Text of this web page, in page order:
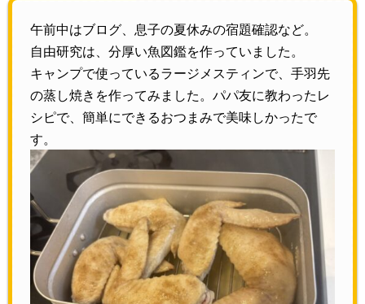
午前中はブログ、息子の夏休みの宿題確認など。
自由研究は、分厚い魚図鑑を作っていました。
キャンプで使っているラージメスティンで、手羽先
の蒸し焼きを作ってみました。パパ友に教わったレ
シピで、簡単にできるおつまみで美味しかったで
す。